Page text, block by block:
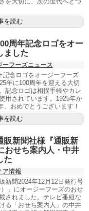
を読む
周年記念ロゴをオー
ました
ーフーズニュース
記念ロゴをオージーフーズ
年に100周年を迎える大切
記念ロゴは相撲手帳やカレ
用されています。1925年か
、おめでとうございます！
を読む
販新聞社様『通販新
おせち案内人・中井
た
ア情報
新聞2024年12月12日発行号
）」にオージーフーズのおせ
されました。テレビ番組な
る「おせち案内人」の中井